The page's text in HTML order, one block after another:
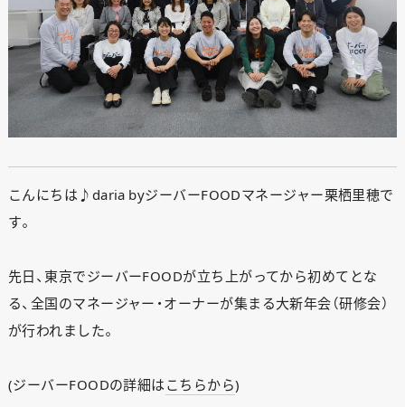
こんにちは♪daria byジーバーFOODマネージャー栗栖里穂で
す。
先日、東京でジーバーFOODが立ち上がってから初めてとな
る、全国のマネージャー・オーナーが集まる大新年会（研修会）
が行われました。
(ジーバーFOODの詳細はこちらから)